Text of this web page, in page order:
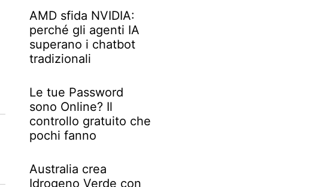
AMD sfida NVIDIA:
perché gli agenti IA
superano i chatbot
tradizionali
Le tue Password
sono Online? Il
controllo gratuito che
pochi fanno
Australia crea
Idrogeno Verde con